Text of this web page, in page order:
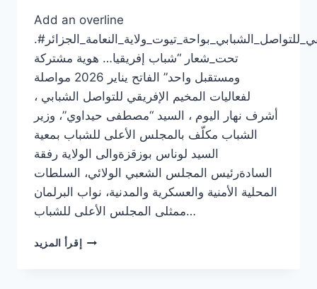
Add an overline
.الحدث_المخيم_الإفريقي_للتواصل_الشبابي_بواحة_تيوت_ولاية_النعامة_الجزائر#
تحت_شعار “شباب إفريقيا… هوية مشتركة
ومستقبل واحد” الفاتح يناير 2026 مواصلة
لفعاليات المخيم الإفريقي للتواصل الشبابي ،
أشرف نهار اليوم ، السيد “مصطفى حيداوي”، وزير
الشباب مكلّف بالمجلس الأعلى للشباب بمعية
السيد لوناس بوزقزةوالى الولاية رفقة
السادةرئيس المجلس الشعبي الولائي، السلطات
المحلية الأمنية والعسكرية والمدنية، نواب البرلمان
ممثلى المجلس الأعلى للشباب…
إقرأ المزيد ARTICLE